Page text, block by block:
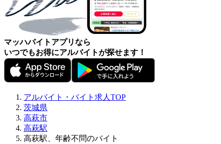
マッハバイトアプリなら
いつでもお得にアルバイトが探せます！
アルバイト・バイト求人TOP
茨城県
高萩市
高萩駅
高萩駅、年齢不問のバイト